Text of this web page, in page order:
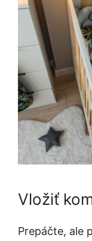
Vložiť
Prepáčte, ale